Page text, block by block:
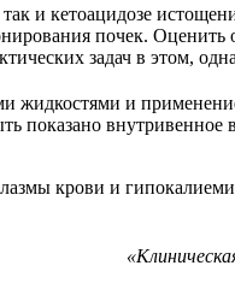
и кетоацидозе
почек. Оценить
задач в этом,
жидкостями и
показано
крови и